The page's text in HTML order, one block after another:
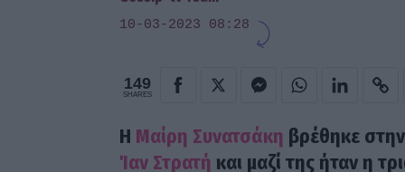
10-03-2023 08:28
149
SHARES
Η Μαίρη Συνατσάκη βρέθηκε
Ίαν Στρατή και μαζί της ήταν η